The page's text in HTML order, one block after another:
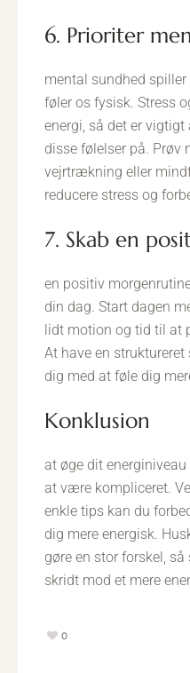
6. Prioriter
mental sundhed
føler os fysisk. Stress
energi, så det er
disse følelser på. Prøv
vejrtrækning eller
reducere stress og
7. Skab en
en positiv
din dag. Start dagen
lidt motion og tid til at
At have en
dig med at føle dig
konklusion
at øge dit
at være kompliceret.
enkle tips kan du
dig mere energisk.
gøre en stor forskel,
skridt mod et mere
0